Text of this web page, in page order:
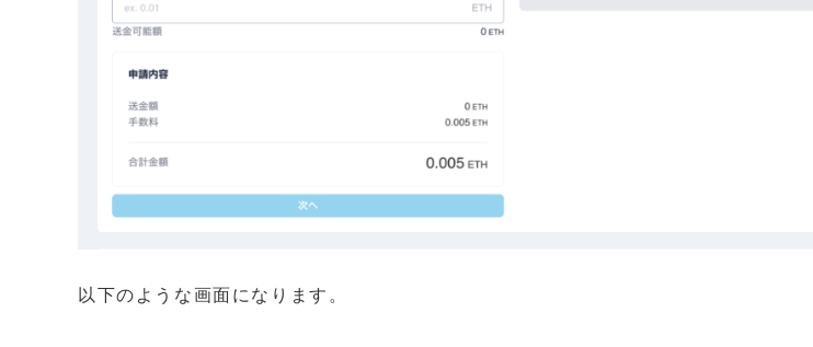
以下のような画面になります。